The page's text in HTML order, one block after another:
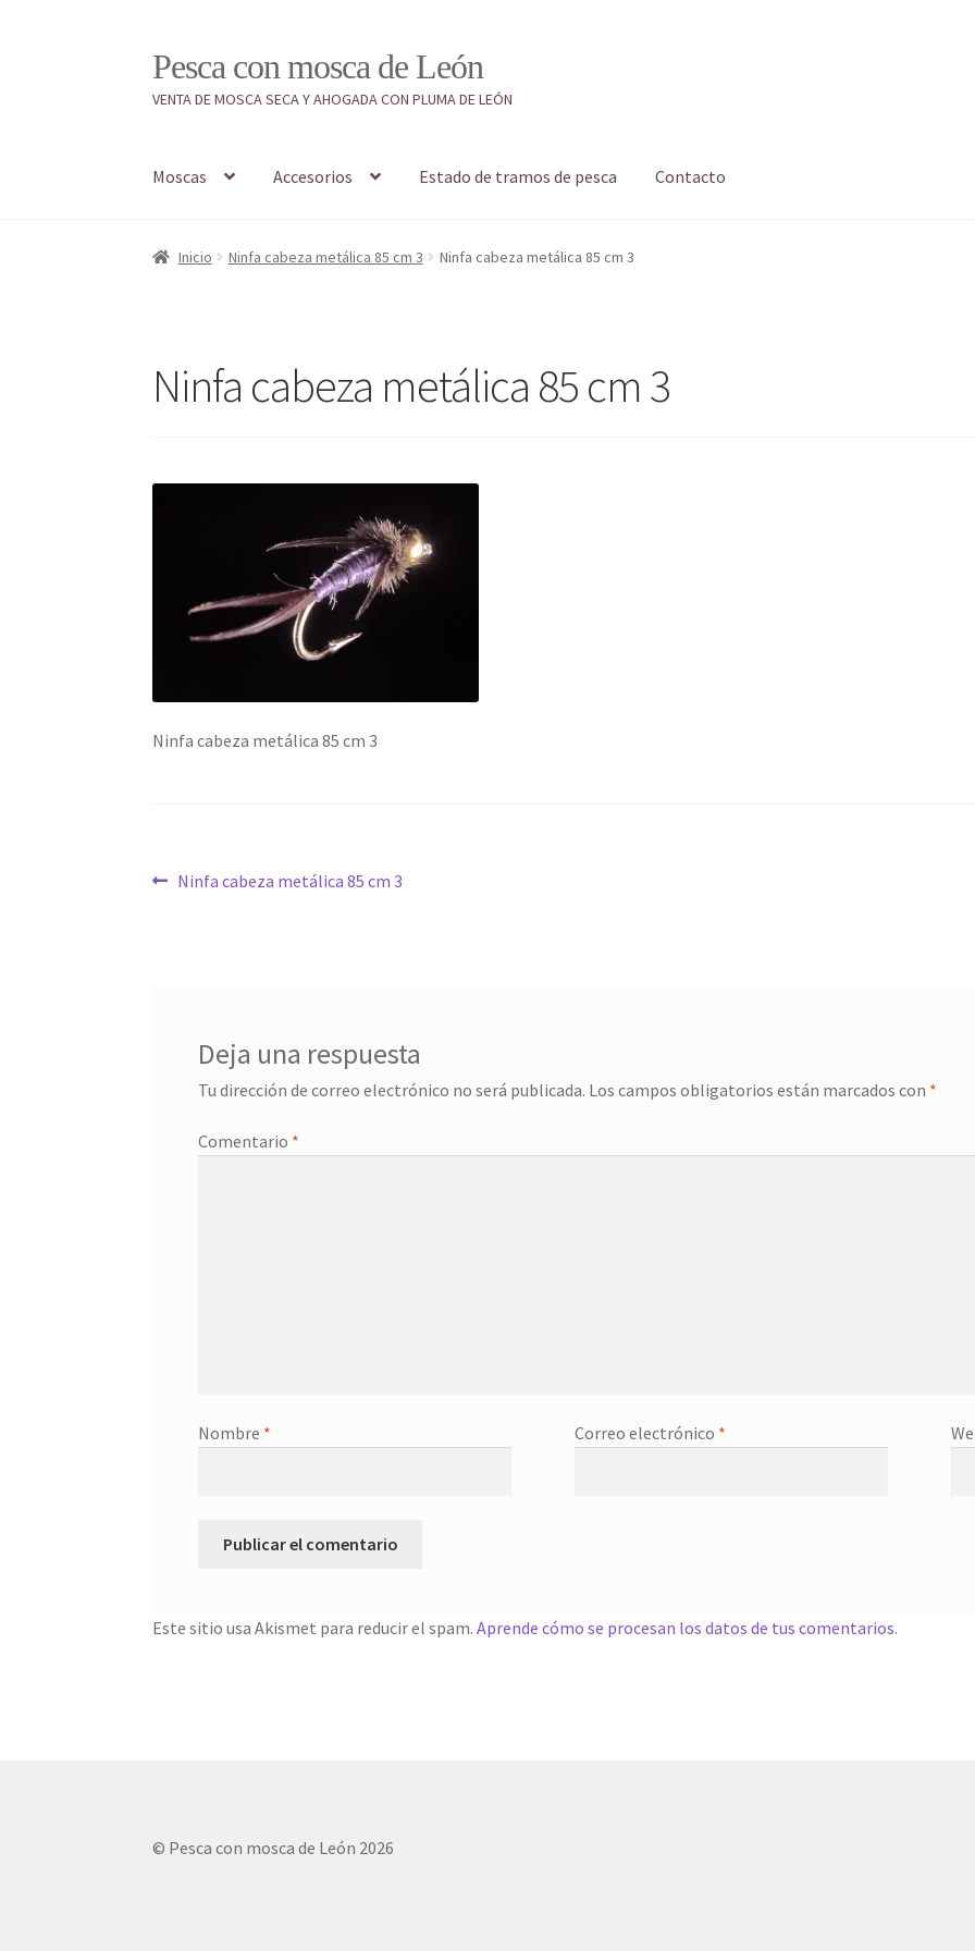
Ir
a
la
Ir
al
contenido
Pesca con mosca de León
VENTA DE MOSCA SECA Y AHOGADA CON PLUMA DE LEÓN
Moscas Accesorios Estado de tramos de pesca Contacto
Inicio #7897 (sin título) Caja Estado de tramos de pescaFormulario de contacto
Inicio Ninfa cabeza metálica 85 cm 3 Ninfa cabeza metálica 85 cm 3
Ninfa cabeza metálica 85 cm 3
Ninfa cabeza metálica 85 cm 3
Navegación
Anterior:
Ninfa cabeza metálica 85 cm 3
Deja una respuesta
Tu dirección de correo electrónico no será publicada. Los campos obligatorios están marcados con *
Comentario *
Nombre * Correo electrónico *
Este sitio usa Akismet para reducir el spam.Aprende cómo se procesan los datos de tus comentarios.
© Pesca con mosca de León 2026